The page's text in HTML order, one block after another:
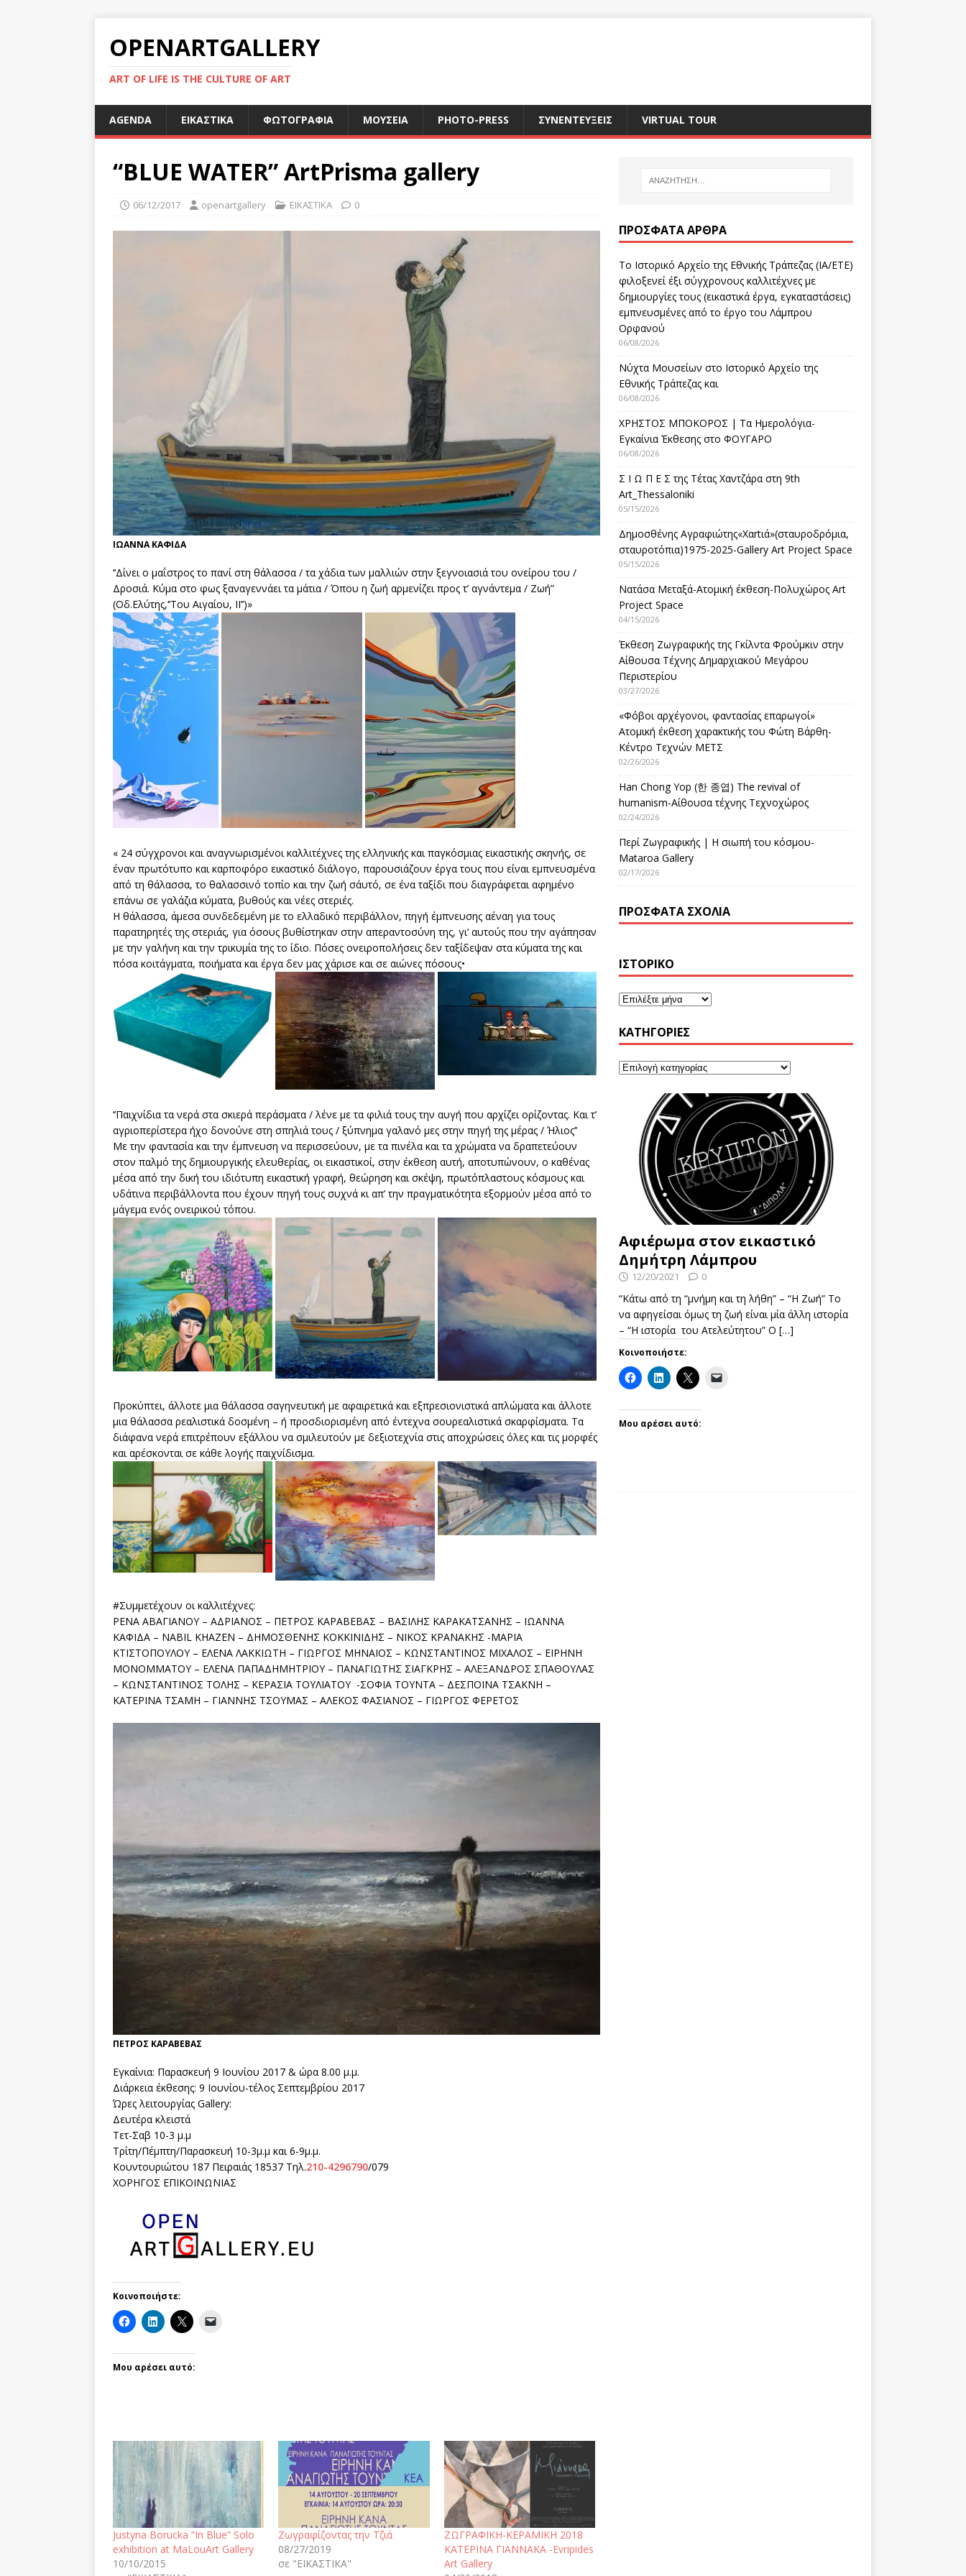
OPENARTGALLERY
ART OF LIFE IS THE CULTURE OF ART
AGENDA ΕΙΚΑΣΤΙΚΑ ΦΩΤΟΓΡΑΦΙΑ ΜΟΥΣΕΙΑ PHOTO-PRESS ΣΥΝΕΝΤΕΥΞΕΙΣ VIRTUAL TOUR
“BLUE WATER” ArtPrisma gallery
06/12/2017 openartgallery ΕΙΚΑΣΤΙΚΑ 0
ΙΩΑΝΝΑ ΚΑΦΙΔΑ
‘’Δίνει ο μαΐστρος το πανί στη θάλασσα / τα χάδια των μαλλιών στην ξεγνοιασιά του ονείρου του /
Δροσιά. Κύμα στο φως ξαναγεννάει τα μάτια / Όπου η ζωή αρμενίζει προς τ’ αγνάντεμα / Ζωή”
(Οδ.Ελύτης,‘’Του Αιγαίου, ΙΙ’’)»
« 24 σύγχρονοι και αναγνωρισμένοι καλλιτέχνες της ελληνικής και παγκόσμιας εικαστικής σκηνής, σε
έναν πρωτότυπο και καρποφόρο εικαστικό διάλογο, παρουσιάζουν έργα τους που είναι εμπνευσμένα
από τη θάλασσα, το θαλασσινό τοπίο και την ζωή σ΄αυτό, σε ένα ταξίδι που διαγράφεται αφημένο
επάνω σε γαλάζια κύματα, βυθούς και νέες στεριές.
Η θάλασσα, άμεσα συνδεδεμένη με το ελλαδικό περιβάλλον, πηγή έμπνευσης αέναη για τους
παρατηρητές της στεριάς, για όσους βυθίστηκαν στην απεραντοσύνη της, γι’ αυτούς που την αγάπησαν
με την γαλήνη και την τρικυμία της το ίδιο. Πόσες ονειροπολήσεις δεν ταξίδεψαν στα κύματα της και
πόσα κοιτάγματα, ποιήματα και έργα δεν μας χάρισε και σε αιώνες πόσους•
‘’Παιχνίδια τα νερά στα σκιερά περάσματα / λένε με τα φιλιά τους την αυγή που αρχίζει ορίζοντας. Και τ’
αγριοπερίστερα ήχο δονούνε στη σπηλιά τους / ξύπνημα γαλανό μες στην πηγή της μέρας / Ήλιος’’
Με την φαντασία και την έμπνευση να περισσεύουν, με τα πινέλα και τα χρώματα να δραπετεύουν
στον παλμό της δημιουργικής ελευθερίας, οι εικαστικοί, στην έκθεση αυτή, αποτυπώνουν, ο καθένας
μέσα από την δική του ιδιότυπη εικαστική γραφή, θεώρηση και σκέψη, πρωτόπλαστους κόσμους και
υδάτινα περιβάλλοντα που έχουν πηγή τους συχνά κι απ’ την πραγματικότητα εξορμούν μέσα από το
μάγεμα ενός ονειρικού τόπου.
Προκύπτει, άλλοτε μια θάλασσα σαγηνευτική με αφαιρετικά και εξπρεσιονιστικά απλώματα και άλλοτε
μια θάλασσα ρεαλιστικά δοσμένη – ή προσδιορισμένη από έντεχνα σουρεαλιστικά σκαρφίσματα. Τα
διάφανα νερά επιτρέπουν εξάλλου να σμιλευτούν με δεξιοτεχνία στις αποχρώσεις όλες και τις μορφές
και αρέσκονται σε κάθε λογής παιχνίδισμα.
#Συμμετέχουν οι καλλιτέχνες:
ΡΕΝΑ ΑΒΑΓΙΑΝΟΥ – ΑΔΡΙΑΝΟΣ – ΠΕΤΡΟΣ ΚΑΡΑΒΕΒΑΣ – ΒΑΣΙΛΗΣ ΚΑΡΑΚΑΤΣΑΝΗΣ – ΙΩΑΝΝΑ
ΚΑΦΙΔΑ – NABIL KHAZEN – ΔΗΜΟΣΘΕΝΗΣ ΚΟΚΚΙΝΙΔΗΣ – ΝΙΚΟΣ ΚΡΑΝΑΚΗΣ -ΜΑΡΙΑ
ΚΤΙΣΤΟΠΟΥΛΟΥ – ΕΛΕΝΑ ΛΑΚΚΙΩΤΗ – ΓΙΩΡΓΟΣ ΜΗΝΑΙΟΣ – ΚΩΝΣΤΑΝΤΙΝΟΣ ΜΙΧΑΛΟΣ – ΕΙΡΗΝΗ
ΜΟΝΟΜΜΑΤΟΥ – ΕΛΕΝΑ ΠΑΠΑΔΗΜΗΤΡΙΟΥ – ΠΑΝΑΓΙΩΤΗΣ ΣΙΑΓΚΡΗΣ – ΑΛΕΞΑΝΔΡΟΣ ΣΠΑΘΟΥΛΑΣ
– ΚΩΝΣΤΑΝΤΙΝΟΣ ΤΟΛΗΣ – ΚΕΡΑΣΙΑ ΤΟΥΛΙΑΤΟΥ -ΣΟΦΙΑ ΤΟΥΝΤΑ – ΔΕΣΠΟΙΝΑ ΤΣΑΚΝΗ –
ΚΑΤΕΡΙΝΑ ΤΣΑΜΗ – ΓΙΑΝΝΗΣ ΤΣΟΥΜΑΣ – ΑΛΕΚΟΣ ΦΑΣΙΑΝΟΣ – ΓΙΩΡΓΟΣ ΦΕΡΕΤΟΣ
ΠΕΤΡΟΣ ΚΑΡΑΒΕΒΑΣ
Eγκαίνια: Παρασκευή 9 Ιουνίου 2017 & ώρα 8.00 μ.μ.
Διάρκεια έκθεσης: 9 Ιουνίου-τέλος Σεπτεμβρίου 2017
Ώρες λειτουργίας Gallery:
Δευτέρα κλειστά
Τετ-Σαβ 10-3 μ.μ
Τρίτη/Πέμπτη/Παρασκευή 10-3μ.μ και 6-9μ.μ.
Κουντουριώτου 187 Πειραιάς 18537 Τηλ.210-4296790/079
ΧΟΡΗΓΟΣ ΕΠΙΚΟΙΝΩΝΙΑΣ
Κοινοποιήστε:
Μου αρέσει αυτό:
Justyna Borucka ”In Blue” Solo
exhibition at MaLouArt Gallery
10/10/2015
Ζωγραφίζοντας την Τζιά
08/27/2019
σε "ΕΙΚΑΣΤΙΚΑ"
ΖΩΓΡΑΦΙΚΗ-ΚΕΡΑΜΙΚΗ 2018
KATEΡΙΝΑ ΓΙΑΝΝΑΚΑ -Evripides
Art Gallery
ΠΡΌΣΦΑΤΑ ΆΡΘΡΑ
Το Ιστορικό Αρχείο της Εθνικής Τράπεζας (ΙΑ/ΕΤΕ)
φιλοξενεί έξι σύγχρονους καλλιτέχνες με
δημιουργίες τους (εικαστικά έργα, εγκαταστάσεις)
εμπνευσμένες από το έργο του Λάμπρου
Ορφανού
06/08/2026
Νύχτα Μουσείων στο Ιστορικό Αρχείο της
Εθνικής Τράπεζας και
06/08/2026
ΧΡΗΣΤΟΣ ΜΠΟΚΟΡΟΣ | Τα Ημερολόγια-
Εγκαίνια Έκθεσης στο ΦΟΥΓΑΡΟ
06/08/2026
Σ Ι Ω Π Ε Σ της Τέτας Χαντζάρα στη 9th
Art_Thessaloniki
05/15/2026
Δημοσθένης Αγραφιώτης«Xαrtιά»(σταυροδρόμια,
σταυροτόπια)1975-2025-Gallery Art Project Space
05/15/2026
Νατάσα Μεταξά-Ατομική έκθεση-Πολυχώρος Art
Project Space
04/15/2026
Έκθεση Ζωγραφικής της Γκίλντα Φρούμκιν στην
Αίθουσα Τέχνης Δημαρχιακού Μεγάρου
Περιστερίου
03/27/2026
«Φόβοι αρχέγονοι, φαντασίας επαρωγοί»
Ατομική έκθεση χαρακτικής του Φώτη Βάρθη-
Κέντρο Τεχνών ΜΕΤΣ
02/26/2026
Han Chong Yop (한 종엽) The revival of
humanism-Αίθουσα τέχνης Τεχνοχώρος
02/24/2026
Περί Ζωγραφικής | Η σιωπή του κόσμου-
Mataroa Gallery
02/17/2026
ΠΡΌΣΦΑΤΑ ΣΧΌΛΙΑ
ΙΣΤΟΡΙΚΌ
KΑΤΗΓΟΡΊΕΣ
Αφιέρωμα στον εικαστικό
Δημήτρη Λάμπρου
12/20/2021 0
“Κάτω από τη “μνήμη και τη λήθη” – “Η Ζωή” Το
να αφηγείσαι όμως τη ζωή είναι μία άλλη ιστορία
– “Η ιστορία του Ατελεύτητου” Ο […]
Κοινοποιήστε:
Μου αρέσει αυτό: